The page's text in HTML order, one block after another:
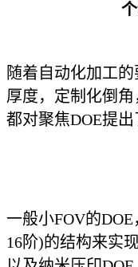
随着自动化加工
厚度，定制化倒角
都对聚焦DOE提出
一般小FOV的
16阶)的结构来实